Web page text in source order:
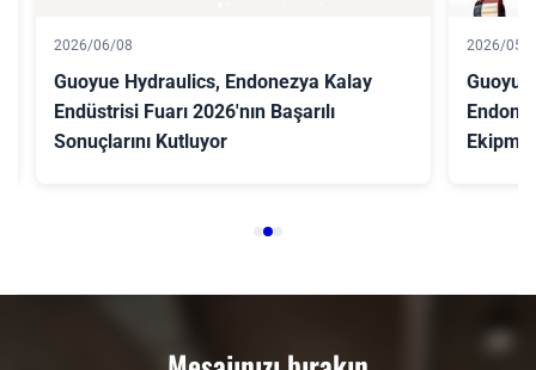
2026/06/08
Guoyue Hydraulics, Endonezya Kalay
Endüstrisi Fuarı 2026'nın Başarılı
Sonuçlarını Kutluyor
2026/05/